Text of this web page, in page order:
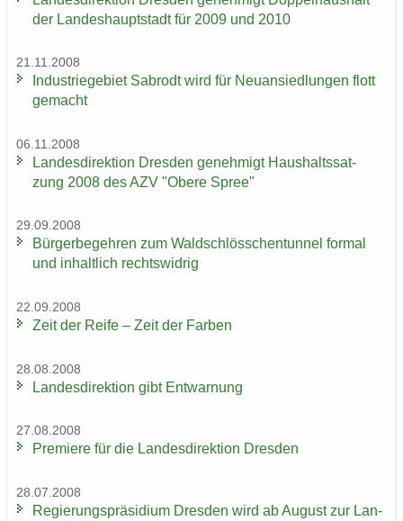
der Lan­des­haupt­stadt für 2009 und 2010
21.11.2008
In­dus­trie­ge­biet Sa­b­rodt wird für Neu­an­sied­lun­gen flott
ge­macht
06.11.2008
Lan­des­di­rek­ti­on Dres­den ge­neh­migt Haus­halts­sat­
zung 2008 des AZV "Obere Spree"
29.09.2008
Bür­ger­be­geh­ren zum Wald­schlöss­chen­tun­nel for­mal
und in­halt­lich rechts­wid­rig
22.09.2008
Zeit der Reife – Zeit der Far­ben
28.08.2008
Lan­des­di­rek­ti­on gibt Ent­war­nung
27.08.2008
Pre­mie­re für die Lan­des­di­rek­ti­on Dres­den
28.07.2008
Re­gie­rungs­prä­si­di­um Dres­den wird ab Au­gust zur Lan­